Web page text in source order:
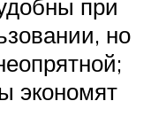
при
но
экономят